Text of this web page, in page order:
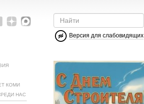
Версия для слабовидящих
КОМИ
НАС